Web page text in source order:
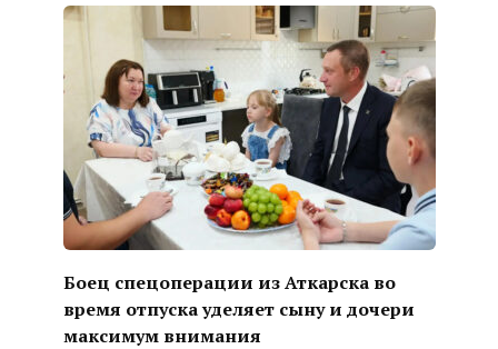
Боец спецоперации из Аткарска во
время отпуска уделяет сыну и дочери
максимум внимания